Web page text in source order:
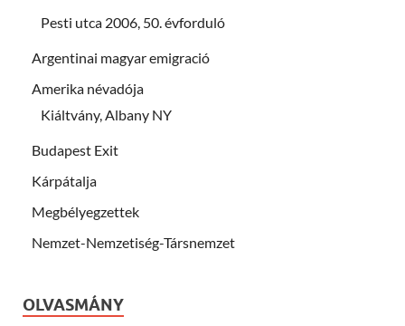
Pesti utca 2006, 50. évforduló
Argentinai magyar emigració
Amerika névadója
Kiáltvány, Albany NY
Budapest Exit
Kárpátalja
Megbélyegzettek
Nemzet-Nemzetiség-Társnemzet
OLVASMÁNY